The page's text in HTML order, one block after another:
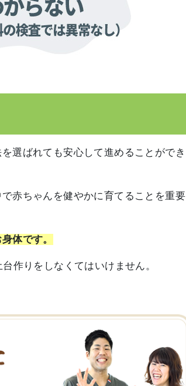
選ばれても安心して進めることができ
赤ちゃんを健やかに育てることを重要
体です。
作りをしなくてはいけません。